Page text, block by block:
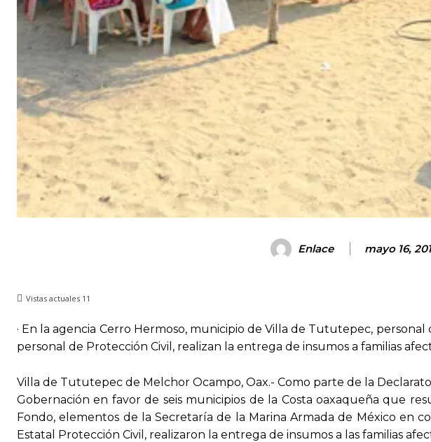
Enlace mayo 16,
Vistas actuales 11
· En la agencia Cerro Hermoso, municipio de Villa de Tututepec,
personal de Protección Civil, realizan la entrega de insumos a familias
Villa de Tututepec de Melchor Ocampo, Oax.- Como parte de la
Gobernación en favor de seis municipios de la Costa oaxaqueña que
Fondo, elementos de la Secretaría de la Marina Armada de México en
Estatal Protección Civil, realizaron la entrega de insumos a las familias